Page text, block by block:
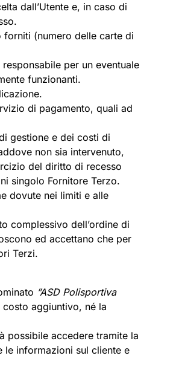
dall’Utente e, in caso di
forniti (numero delle carte di
per un eventuale
funzionanti.
di pagamento, quali ad
gestione e dei costi di
non sia intervenuto,
del diritto di recesso
singolo Fornitore Terzo.
dovute nei limiti e alle
complessivo dell’ordine di
ed accettano che per
Terzi.
”ASD Polisportiva
aggiuntivo, né la
possibile accedere tramite la
le informazioni sul cliente e